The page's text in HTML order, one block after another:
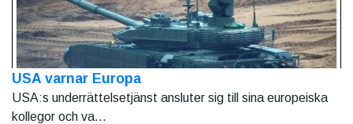
USA varnar Europa
USA:s underrättelsetjänst ansluter sig till sina europeiska
kollegor och va...